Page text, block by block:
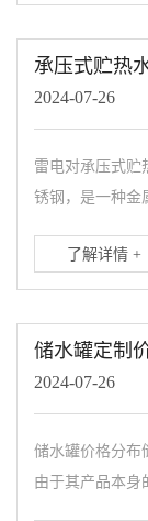
承压式贮热
2024-07-26
雷电对承压式贮
锈钢，是一种金
会导致承压式贮
了解详情 +
储水罐定制
2024-07-26
储水罐价格分布
由于其产品本身